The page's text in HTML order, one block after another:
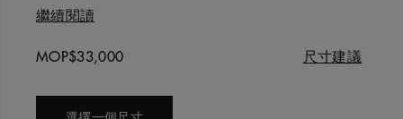
拉的圓形明亮式切割主鑽四爪鑲嵌於這兩圈並立的
義以及美輪美奐的主鑽，這款精緻非凡的戒指是您
製服務Fo
繼續閱讀
Original price
MOP$33,000 尺寸建議